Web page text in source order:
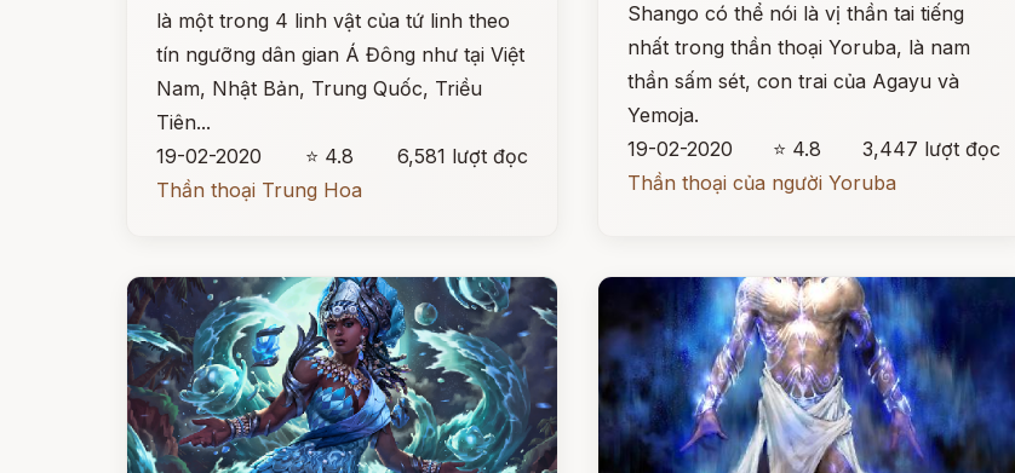
là một trong 4 linh vật của tứ linh theo
tín ngưỡng dân gian Á Đông như tại Việt
Nam, Nhật Bản, Trung Quốc, Triều
Tiên...
19-02-2020
⭐ 4.8
6,581 lượt đọc
Thần thoại Trung Hoa
Shango có thể nói là vị thần tai tiếng
nhất trong thần thoại Yoruba, là nam
thần sấm sét, con trai của Agayu và
Yemoja.
19-02-2020
⭐ 4.8
3,447 lượt đọc
Thần thoại của người Yoruba